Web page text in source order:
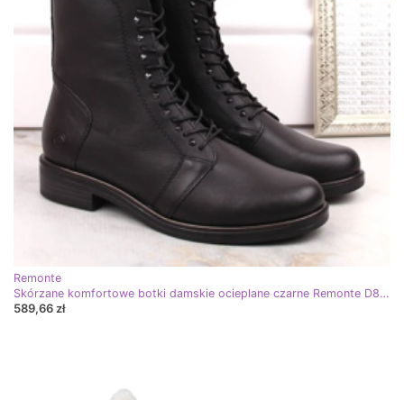
Remonte
Skórzane komfortowe botki damskie ocieplane czarne Remonte D8380-01
589,66 zł